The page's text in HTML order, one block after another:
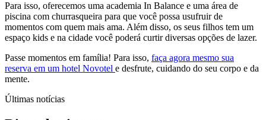
Para isso, oferecemos uma academia In Balance e uma área de
piscina com churrasqueira para que você possa usufruir de
momentos com quem mais ama. Além disso, os seus filhos tem um
espaço kids e na cidade você poderá curtir diversas opções de lazer.
Passe momentos em família! Para isso, faça agora mesmo sua
reserva em um hotel Novotel e desfrute, cuidando do seu corpo e da
mente.
Últimas notícias